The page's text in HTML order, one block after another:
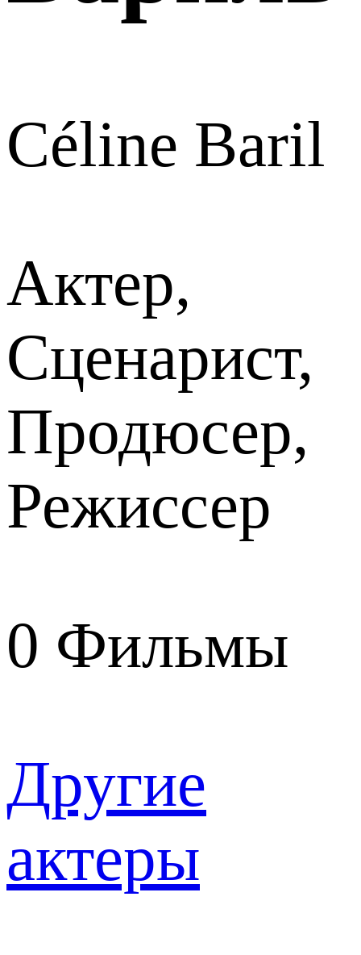
Céline Baril
Актер,
Сценарист,
Продюсер,
Режиссер
0 Фильмы
Другие
актеры